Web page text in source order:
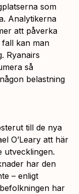
som
Analytikerna
att påverka
kan man
Ryanairs
så
belastning
till de nya
O’Leary att här
utvecklingen.
har den
– enligt
har